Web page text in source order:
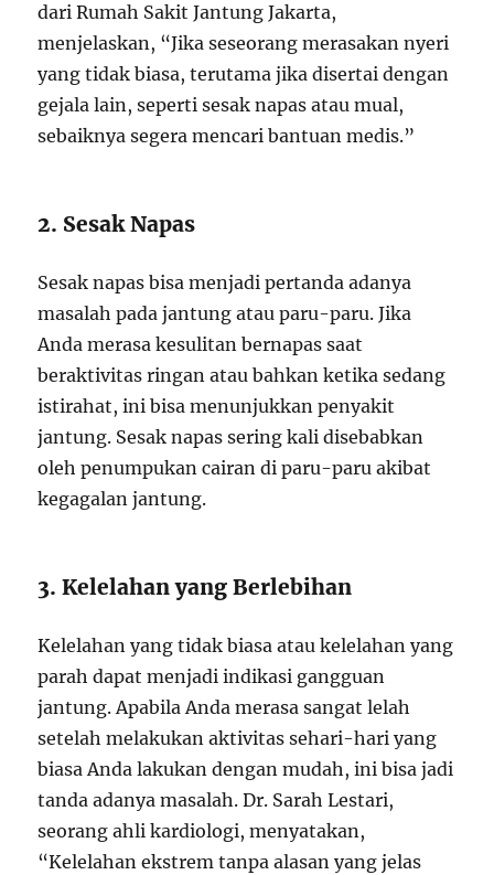
dari Rumah Sakit Jantung Jakarta,
menjelaskan, “Jika seseorang merasakan nyeri
yang tidak biasa, terutama jika disertai dengan
gejala lain, seperti sesak napas atau mual,
sebaiknya segera mencari bantuan medis.”
2. Sesak Napas
Sesak napas bisa menjadi pertanda adanya
masalah pada jantung atau paru-paru. Jika
Anda merasa kesulitan bernapas saat
beraktivitas ringan atau bahkan ketika sedang
istirahat, ini bisa menunjukkan penyakit
jantung. Sesak napas sering kali disebabkan
oleh penumpukan cairan di paru-paru akibat
kegagalan jantung.
3. Kelelahan yang Berlebihan
Kelelahan yang tidak biasa atau kelelahan yang
parah dapat menjadi indikasi gangguan
jantung. Apabila Anda merasa sangat lelah
setelah melakukan aktivitas sehari-hari yang
biasa Anda lakukan dengan mudah, ini bisa jadi
tanda adanya masalah. Dr. Sarah Lestari,
seorang ahli kardiologi, menyatakan,
“Kelelahan ekstrem tanpa alasan yang jelas